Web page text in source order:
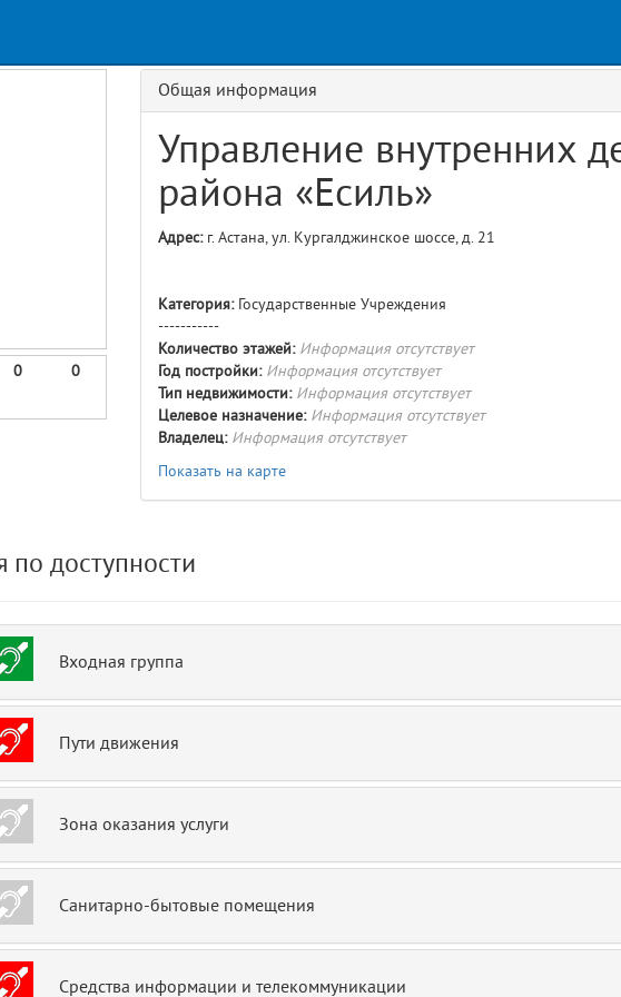
0 0
Общая информация
Управление внутренних
района «Есиль»
Адрес:г. Астана, ул. Кургалджинское шоссе, д. 21
Категория:Государственные Учреждения
-----------
Количество этажей: Информация отсутствует
Год постройки: Информация отсутствует
Тип недвижимости: Информация отсутствует
Целевое назначение: Информация отсутствует
Владелец: Информация отсутствует
Показать на карте
доступности
Входная группа
Пути движения
Зона оказания услуги
Санитарно-бытовые помещения
Средства информации и телекоммуникации